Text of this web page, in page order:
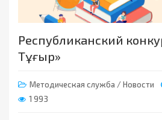
Республиканский
Тұғыр»
Методическая служба /Новости
1 993